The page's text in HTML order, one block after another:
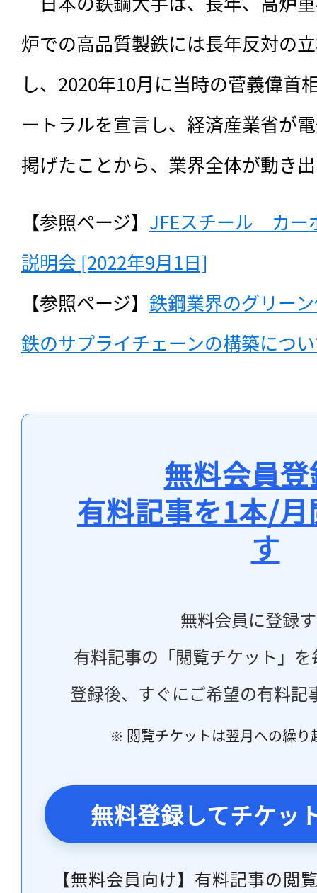
炉での高品質製鉄には長年反対の
し、2020年10月に当時の菅義偉首
ートラルを宣言し、経済産業省が
掲げたことから、業界全体が動き
【参照ページ】 JFEスチール　カ
説明会 [2022年9月1日]
【参照ページ】 鉄鋼業界のグリー
鉄のサプライチェーンの構築につ
無料会員
有料記事を1本/
す
無料会員に登録
有料記事の「閲覧チケット」
登録後、すぐにご希望の有料記
※ 閲覧チケットは翌月への繰り
無料登録してチケッ
【無料会員向け】有料記事の閲